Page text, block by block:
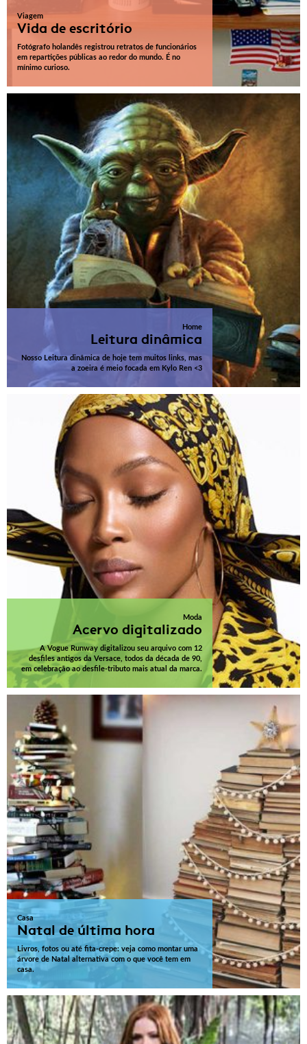
Viagem
Vida de escritório
Fotógrafo holandês registrou retratos de funcionários
em repartições públicas ao redor do mundo. É no
mínimo curioso.
Home
Leitura dinâmica
Nosso Leitura dinâmica de hoje tem muitos links, mas
a zoeira é meio focada em Kylo Ren <3
Moda
Acervo digitalizado
A Vogue Runway digitalizou seu arquivo com 12
desfiles antigos da Versace, todos da década de 90,
em celebração ao desfile-tributo mais atual da marca.
Casa
Natal de última hora
Livros, fotos ou até fita-crepe: veja como montar uma
árvore de Natal alternativa com o que você tem em
casa.